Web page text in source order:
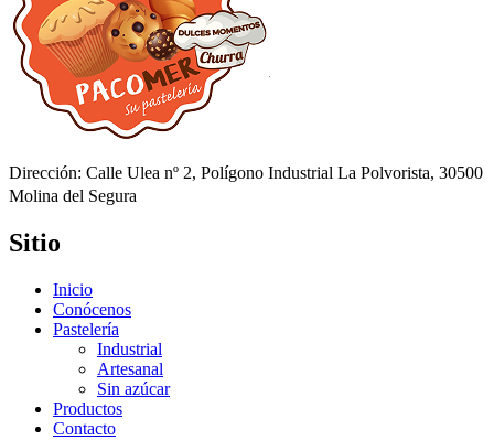
Dirección: Calle Ulea nº 2, Polígono Industrial La Polvorista, 30500
Molina del Segura
Sitio
Inicio
Conócenos
Pastelería
Industrial
Artesanal
Sin azúcar
Productos
Contacto